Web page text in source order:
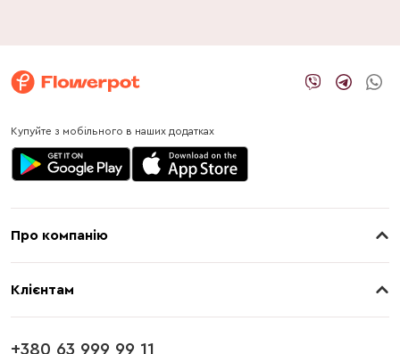
Купуйте з мобільного в наших додатках
Про компанію
Клієнтам
+380 63 999 99 11